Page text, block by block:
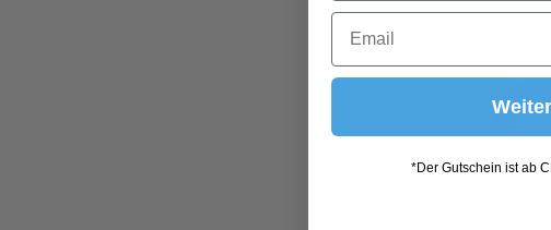
Weiter
*Der Gutschein ist ab